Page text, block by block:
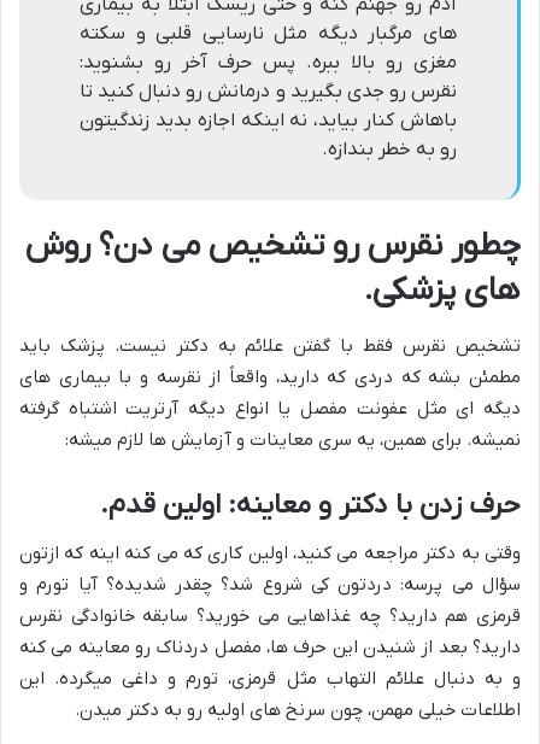
آدم رو جهنم کنه و حتی ریسک ابتلا به بیماری
های مرگبار دیگه مثل نارسایی قلبی و سکته
مغزی رو بالا ببره. پس حرف آخر رو بشنوید:
نقرس رو جدی بگیرید و درمانش رو دنبال کنید تا
باهاش کنار بیاید، نه اینکه اجازه بدید زندگیتون
رو به خطر بندازه.
چطور نقرس رو تشخیص می دن؟ روش
های پزشکی.
تشخیص نقرس فقط با گفتن علائم به دکتر نیست. پزشک باید
مطمئن بشه که دردی که دارید، واقعاً از نقرسه و با بیماری های
دیگه ای مثل عفونت مفصل یا انواع دیگه آرتریت اشتباه گرفته
نمیشه. برای همین، یه سری معاینات و آزمایش ها لازم میشه:
حرف زدن با دکتر و معاینه: اولین قدم.
وقتی به دکتر مراجعه می کنید، اولین کاری که می کنه اینه که ازتون
سؤال می پرسه: دردتون کی شروع شد؟ چقدر شدیده؟ آیا تورم و
قرمزی هم دارید؟ چه غذاهایی می خورید؟ سابقه خانوادگی نقرس
دارید؟ بعد از شنیدن این حرف ها، مفصل دردناک رو معاینه می کنه
و به دنبال علائم التهاب مثل قرمزی، تورم و داغی میگرده. این
اطلاعات خیلی مهمن، چون سرنخ های اولیه رو به دکتر میدن.